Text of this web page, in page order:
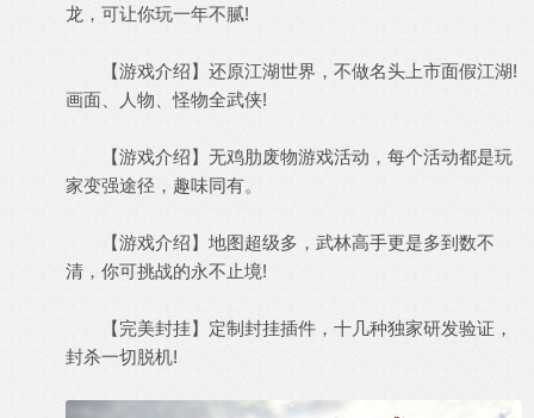
龙，可让你玩一年不腻!
【游戏介绍】还原江湖世界，不做名头上市面假江湖!
画面、人物、怪物全武侠!
【游戏介绍】无鸡肋废物游戏活动，每个活动都是玩
家变强途径，趣味同有。
【游戏介绍】地图超级多，武林高手更是多到数不
清，你可挑战的永不止境!
【完美封挂】定制封挂插件，十几种独家研发验证，
封杀一切脱机!